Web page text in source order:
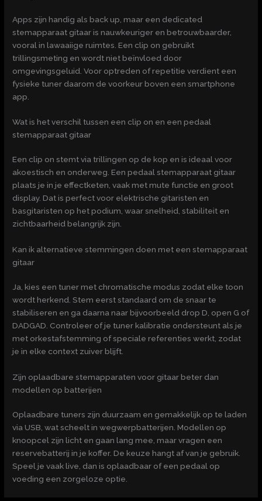
Apps zijn handig als back up, maar een dedicated
stemapparaat gitaar is nauwkeuriger en betrouwbaarder,
vooral in lawaaiige ruimtes. Een clip on gebruikt
trillingsmeting en wordt niet beïnvloed door
omgevingsgeluid. Voor optreden of repetitie verdient een
fysieke tuner daarom de voorkeur boven een smartphone
app.
Wat is het verschil tussen een clip on en een pedaal
stemapparaat gitaar
Een clip on stemt via trillingen op de kop en is ideaal voor
akoestisch en onderweg. Een pedaal stemapparaat gitaar
plaats je in je effectketen, vaak met mute functie en groot
display. Dat is perfect voor elektrische gitaristen en
basgitaristen op het podium, waar snelheid, stabiliteit en
zichtbaarheid belangrijk zijn.
Kan ik alternatieve stemmingen doen met een stemapparaat
gitaar
Ja, kies een tuner met chromatische modus zodat elke toon
wordt herkend. Stem eerst standaard om de snaar te
stabiliseren en ga daarna naar bijvoorbeeld drop D, open G of
DADGAD. Controleer of je tuner kalibratie ondersteunt als je
met orkestafstemming of speciale referenties werkt, zodat
je in elke context zuiver blijft.
Zijn oplaadbare stemapparaten voor gitaar beter dan
modellen op batterijen
Oplaadbare tuners zijn duurzaam en gemakkelijk op te laden
via USB, wat scheelt in wegwerpbatterijen. Modellen op
knoopcel zijn licht en gaan lang mee, maar vragen een
reservebatterij in je koffer. De keuze hangt af van je gebruik.
Speel je vaak live, dan is oplaadbaar of een pedaal op
voeding een zorgeloze optie.